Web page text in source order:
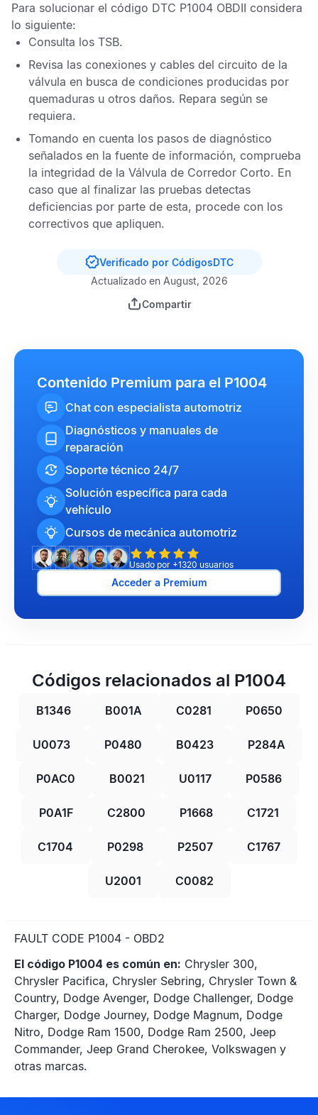
Para solucionar el código DTC P1004 OBDII considera
lo siguiente:
Consulta los TSB.
Revisa las conexiones y cables del circuito de la
válvula en busca de condiciones producidas por
quemaduras u otros daños. Repara según se
requiera.
Tomando en cuenta los pasos de diagnóstico
señalados en la fuente de información, comprueba
la integridad de la Válvula de Corredor Corto. En
caso que al finalizar las pruebas detectas
deficiencias por parte de esta, procede con los
correctivos que apliquen.
Verificado por CódigosDTC
Actualizado en August, 2026
Compartir
Contenido Premium para el P1004
Chat con especialista automotriz
Diagnósticos y manuales de
reparación
Soporte técnico 24/7
Solución específica para cada
vehículo
Cursos de mecánica automotriz
Usado por +1320 usuarios
Acceder a Premium
Códigos relacionados al P1004
B1346 B001A C0281 P0650
U0073 P0480 B0423 P284A
P0AC0 B0021 U0117 P0586
P0A1F C2800 P1668 C1721
C1704 P0298 P2507 C1767
U2001 C0082
FAULT CODE P1004 - OBD2
El código P1004 es común en: Chrysler 300,
Chrysler Pacifica, Chrysler Sebring, Chrysler Town &
Country, Dodge Avenger, Dodge Challenger, Dodge
Charger, Dodge Journey, Dodge Magnum, Dodge
Nitro, Dodge Ram 1500, Dodge Ram 2500, Jeep
Commander, Jeep Grand Cherokee, Volkswagen y
otras marcas.